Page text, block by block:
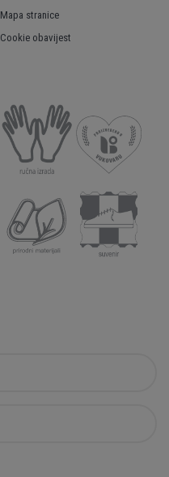
Mapa stranice
Cookie obavijest